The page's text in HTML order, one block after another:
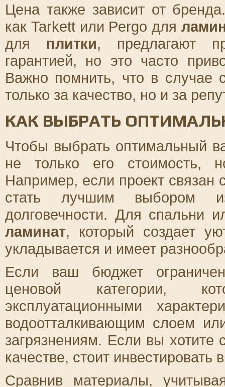
Цена также зависит от
как Tarkett или Pergo для
для плитки, предлагают
гарантией, но это часто
Важно помнить, что в случае
только за качество, но и за
КАК ВЫБРАТЬ
Чтобы выбрать оптимальный
не только его стоимость,
Например, если проект связан
стать лучшим выбором
долговечности. Для спальни
ламинат, который создает
укладывается и имеет
Если ваш бюджет
ценовой категории,
эксплуатационными
водоотталкивающим слоем
загрязнениям. Если вы хотите
качестве, стоит
Сравнив материалы,